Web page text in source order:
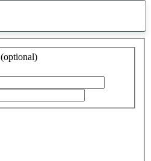
öneri
bulundu
(optional)